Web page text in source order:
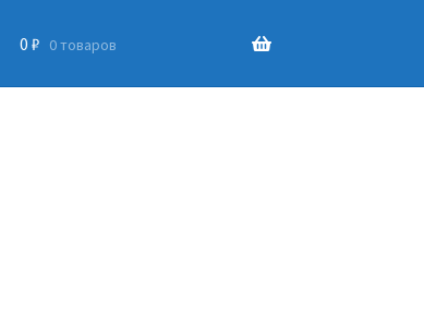
0 ₽ 0 товаров